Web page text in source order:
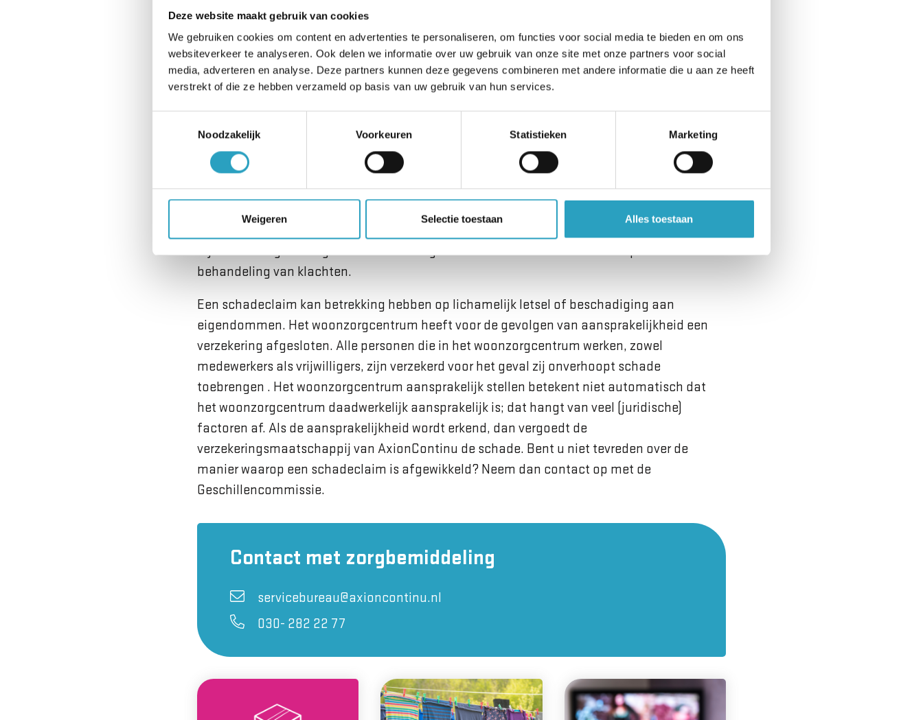
Deze website maakt gebruik van cookies
We gebruiken cookies om content en advertenties te personaliseren, om functies voor social media te bieden en om ons
websiteverkeer te analyseren. Ook delen we informatie over uw gebruik van onze site met onze partners voor social
media, adverteren en analyse. Deze partners kunnen deze gegevens combineren met andere informatie die u aan ze heeft
verstrekt of die ze hebben verzameld op basis van uw gebruik van hun services.
Noodzakelijk
Voorkeuren Statistieken Marketing
Weigeren Selectie toestaan Alles toestaan
aanvullende verzekering op uw ziektekostenverzekering aan te houden.
Kijkt u in beide gevallen uw polis erop na.
Helaas komt het voor dat u tijdens uw verblijf in ons woonzorgcentrum schade heeft.
Meestal wordt dit gedekt door de aansprakelijkheids (WA) verzekering of de brand- en
Inboedelverzekeringen die wij voor u afsluiten.
bij de afdelingsmanager. De behandeling van schadeclaims valt buiten de procedure voor
behandeling van klachten.
Een schadeclaim kan betrekking hebben op lichamelijk letsel of beschadiging aan
eigendommen. Het woonzorgcentrum heeft voor de gevolgen van aansprakelijkheid een
verzekering afgesloten. Alle personen die in het woonzorgcentrum werken, zowel
medewerkers als vrijwilligers, zijn verzekerd voor het geval zij onverhoopt schade
toebrengen . Het woonzorgcentrum aansprakelijk stellen betekent niet automatisch dat
het woonzorgcentrum daadwerkelijk aansprakelijk is; dat hangt van veel (juridische)
factoren af. Als de aansprakelijkheid wordt erkend, dan vergoedt de
verzekeringsmaatschappij van AxionContinu de schade. Bent u niet tevreden over de
manier waarop een schadeclaim is afgewikkeld? Neem dan contact op met de
Geschillencommissie.
Contact met zorgbemiddeling
servicebureau@axioncontinu.nl
030- 282 22 77